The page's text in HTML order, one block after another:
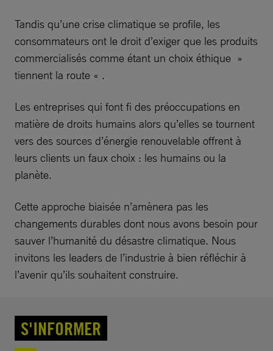
Tandis qu’une crise climatique se profile, les
consommateurs ont le droit d’exiger que les produits
commercialisés comme étant un choix éthique »
tiennent la route « .
Les entreprises qui font fi des préoccupations en
matière de droits humains alors qu’elles se tournent
vers des sources d’énergie renouvelable offrent à
leurs clients un faux choix : les humains ou la
planète.
Cette approche biaisée n’amènera pas les
changements durables dont nous avons besoin pour
sauver l’humanité du désastre climatique. Nous
invitons les leaders de l’industrie à bien réfléchir à
l’avenir qu’ils souhaitent construire.
S'INFORMER